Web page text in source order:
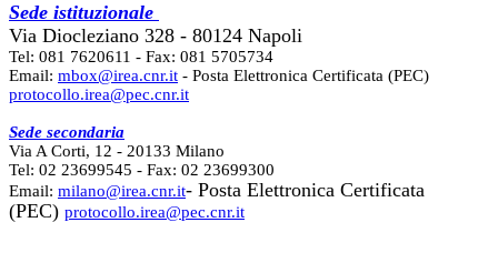
Sede istituzionale
Via Diocleziano 328 - 80124 Napoli
Tel: 081 7620611 - Fax: 081 5705734
Email: mbox@irea.cnr.it - Posta Elettronica Certificata (PEC)
protocollo.irea@pec.cnr.it
Sede secondaria
Via A Corti, 12 - 20133 Milano
Tel: 02 23699545 - Fax: 02 23699300
Email: milano@irea.cnr.it- Posta Elettronica Certificata
(PEC) protocollo.irea@pec.cnr.it